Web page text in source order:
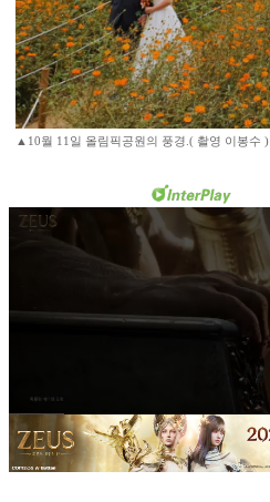
▲10월 11일 올림픽공원의 풍경.( 촬영 이봉수 )